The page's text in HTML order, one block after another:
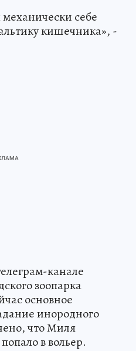
себе
кишечника», -
канале
зоопарка
основное
инородного
что Миля
в вольер.